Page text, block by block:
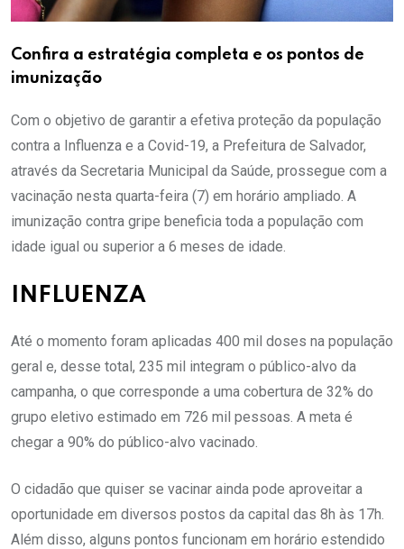
Confira a estratégia completa e os pontos de
imunização
Com o objetivo de garantir a efetiva proteção da população
contra a Influenza e a Covid-19, a Prefeitura de Salvador,
através da Secretaria Municipal da Saúde, prossegue com a
vacinação nesta quarta-feira (7) em horário ampliado. A
imunização contra gripe beneficia toda a população com
idade igual ou superior a 6 meses de idade.
INFLUENZA
Até o momento foram aplicadas 400 mil doses na população
geral e, desse total, 235 mil integram o público-alvo da
campanha, o que corresponde a uma cobertura de 32% do
grupo eletivo estimado em 726 mil pessoas. A meta é
chegar a 90% do público-alvo vacinado.
O cidadão que quiser se vacinar ainda pode aproveitar a
oportunidade em diversos postos da capital das 8h às 17h.
Além disso, alguns pontos funcionam em horário estendido